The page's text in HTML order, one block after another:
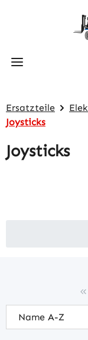
Zum Hauptinhalt
Ersatzteile
Joysticks
Joysticks